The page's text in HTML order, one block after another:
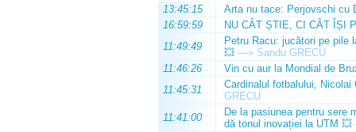
13:45:15
Arta nu tace: Perjovschi cu
16:59:59
NU CÂT ȘTIE, CI CÂT ÎȘI
11:49:49
Petru Racu: jucători pe pile
💥 —» Sandu GRECU
11:46:26
Vin cu aur la Mondial de
11:45:31
Cardinalul fotbalului,
GRECU
11:41:00
De la pasiunea pentru sere
dă tonul inovației la UTM 💥